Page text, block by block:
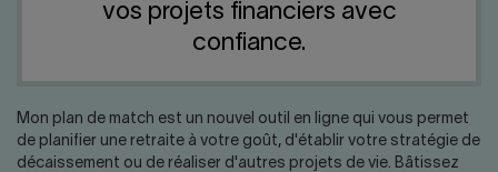
Nous joindre Salle de presse
vos projets financiers avec
confiance.
Mon plan de match est un nouvel outil en ligne qui vous permet
de planifier une retraite à votre goût, d'établir votre stratégie de
décaissement ou de réaliser d'autres projets de vie. Bâtissez